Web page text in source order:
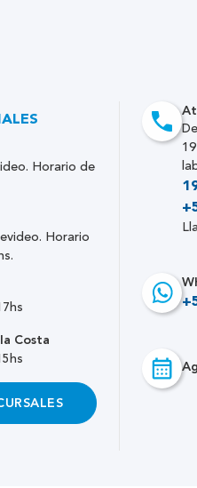
Horario de
Horario
Costa